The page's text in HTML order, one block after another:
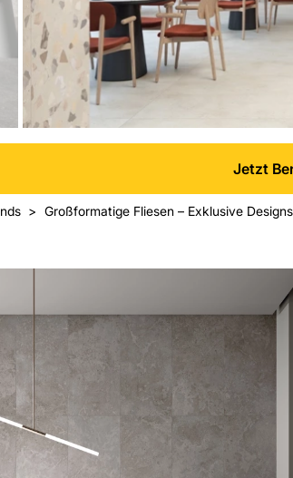
Jetzt
Großformatige Fliesen – Exklusive Designs